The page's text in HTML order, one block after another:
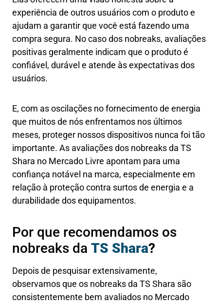
experiência de outros usuários com o produto e
ajudam a garantir que você está fazendo uma
compra segura. No caso dos nobreaks, avaliações
positivas geralmente indicam que o produto é
confiável, durável e atende às expectativas dos
usuários.
E, com as oscilações no fornecimento de energia
que muitos de nós enfrentamos nos últimos
meses, proteger nossos dispositivos nunca foi tão
importante. As avaliações dos nobreaks da TS
Shara no Mercado Livre apontam para uma
confiança notável na marca, especialmente em
relação à proteção contra surtos de energia e a
durabilidade dos equipamentos.
Por que recomendamos os
nobreaks da TS Shara?
Depois de pesquisar extensivamente,
observamos que os nobreaks da TS Shara são
consistentemente bem avaliados no Mercado